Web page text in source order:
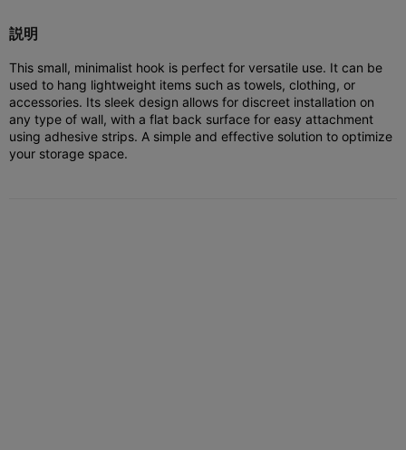
説明
This small, minimalist hook is perfect for versatile use. It can be
used to hang lightweight items such as towels, clothing, or
accessories. Its sleek design allows for discreet installation on
any type of wall, with a flat back surface for easy attachment
using adhesive strips. A simple and effective solution to optimize
your storage space.